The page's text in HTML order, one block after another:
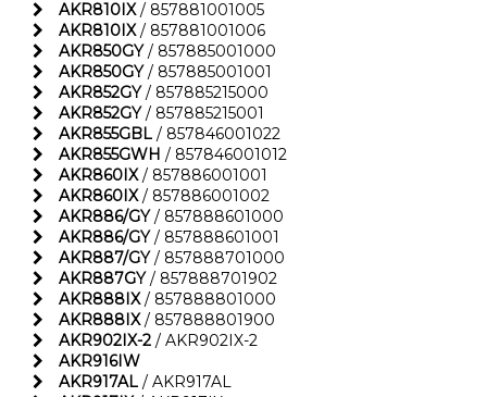
AKR810IX/ 857881001005
AKR810IX/ 857881001006
AKR850GY/ 857885001000
AKR850GY/ 857885001001
AKR852GY/ 857885215000
AKR852GY/ 857885215001
AKR855GBL / 857846001022
AKR855GWH / 857846001012
AKR860IX/ 857886001001
AKR860IX/ 857886001002
AKR886/GY/ 857888601000
AKR886/GY/ 857888601001
AKR887/GY/ 857888701000
AKR887GY/ 857888701902
AKR888IX/ 857888801000
AKR888IX/ 857888801900
AKR902IX-2 / AKR902IX-2
AKR916IW
AKR917AL / AKR917AL